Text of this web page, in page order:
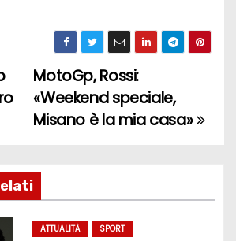
MotoGp, Rossi:
«Weekend speciale,
Misano è la mia casa»
ATTUALITÀ SPORT